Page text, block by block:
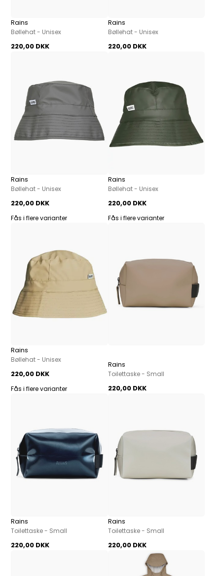
Rains
Bøllehat - Unisex
220,00 DKK
Rains
Bøllehat - Unisex
220,00 DKK
Rains
Bøllehat - Unisex
220,00 DKK
Fås i flere varianter
Rains
Bøllehat - Unisex
220,00 DKK
Fås i flere varianter
Rains
Bøllehat - Unisex
220,00 DKK
Fås i flere varianter
Rains
Toilettaske - Small
220,00 DKK
Rains
Toilettaske - Small
220,00 DKK
Rains
Toilettaske - Small
220,00 DKK